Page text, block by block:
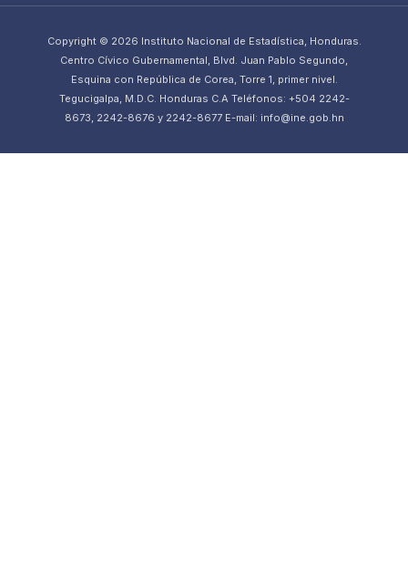
Copyright © 2026 Instituto Nacional de Estadística, Honduras.
Centro Cívico Gubernamental, Blvd. Juan Pablo Segundo,
Esquina con República de Corea, Torre 1, primer nivel.
Tegucigalpa, M.D.C. Honduras C.A Teléfonos: +504 2242-
8673, 2242-8676 y 2242-8677 E-mail: info@ine.gob.hn